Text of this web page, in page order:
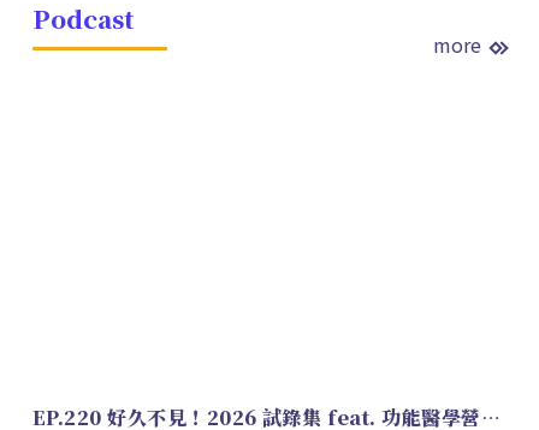
Podcast
more
EP.220 好久不見！2026 試錄集 feat. 功能醫學營養師 美寶